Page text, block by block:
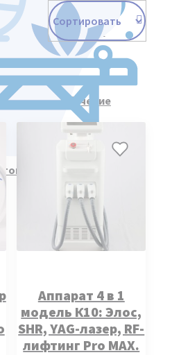
оборудование
Видеообучение
товары
Аппарат 4 в 1
модель К10: Элос,
SHR, YAG-лазер, RF-
лифтинг Pro MAX.